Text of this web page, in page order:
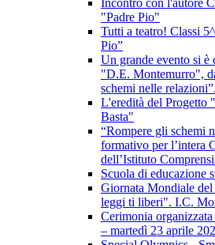
Incontro con l'autore
"Padre Pio"
Tutti a teatro! Classi
Pio”
Un grande evento si è
"D.E. Montemurro",
schemi nelle relazioni”.
L'eredità del
Basta"
“Rompere gli schemi
formativo per l’intera
dell’Istituto
Scuola di educazione
Giornata Mondiale
leggi ti liberi". I.C.
Cerimonia
– martedì 23 aprile